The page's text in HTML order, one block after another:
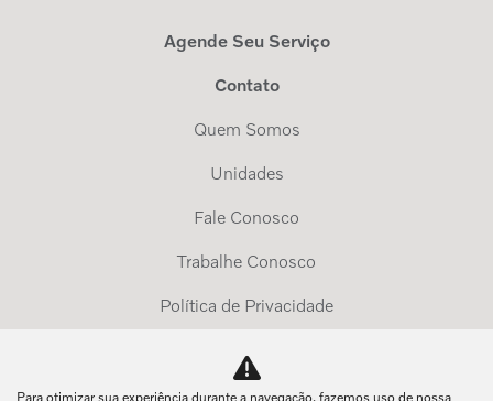
Agende Seu Serviço
Contato
Quem Somos
Unidades
Fale Conosco
Trabalhe Conosco
Política de Privacidade
Para otimizar sua experiência durante a navegação, fazemos uso de nossa